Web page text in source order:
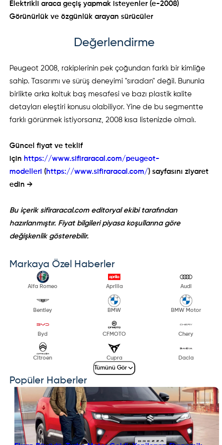
Elektrikli araca geçiş yapmak isteyenler (e-2008)
Görünürlük ve özgünlük arayan sürücüler
Değerlendirme
Peugeot 2008, rakiplerinin pek çoğundan farklı bir kimliğe
sahip. Tasarımı ve sürüş deneyimi "sıradan" değil. Bununla
birlikte arka koltuk baş mesafesi ve bazı plastik kalite
detayları eleştiri konusu olabiliyor. Yine de bu segmentte
farklı görünmek istiyorsanız, 2008 kısa listenizde olmalı.
Güncel fiyat ve teklif
için https://www.sifiraracal.com/peugeot-
modelleri (https://www.sifiraracal.com/) sayfasını ziyaret
edin →
Bu içerik sifiraracal.com editoryal ekibi tarafından
hazırlanmıştır. Fiyat bilgileri piyasa koşullarına göre
değişkenlik gösterebilir.
Markaya Özel Haberler
Alfa Romeo Aprilia Audi
Bentley BMW BMW Motor
Byd CFMOTO Chery
Citroen Cupra Dacia
Tümünü Gör
Popüler Haberler